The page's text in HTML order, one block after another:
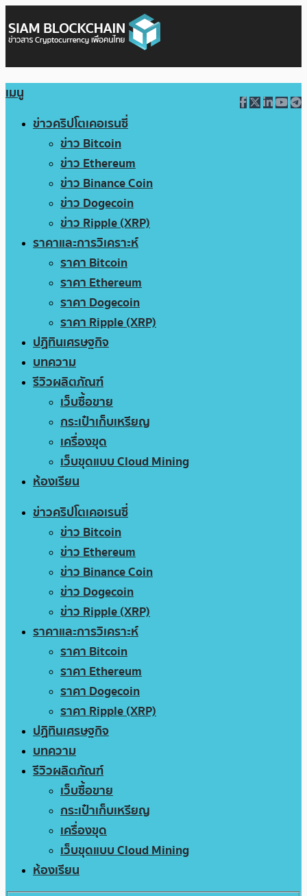
เมนู
ข่าวคริปโตเคอเรนซี่
ข่าว Bitcoin
ข่าว Ethereum
ข่าว Binance Coin
ข่าว Dogecoin
ข่าว Ripple (XRP)
ราคาและการวิเคราะห์
ราคา Bitcoin
ราคา Ethereum
ราคา Dogecoin
ราคา Ripple (XRP)
ปฏิทินเศรษฐกิจ
บทความ
รีวิวผลิตภัณฑ์
เว็บซื้อขาย
กระเป๋าเก็บเหรียญ
เครื่องขุด
เว็บขุดแบบ Cloud Mining
ห้องเรียน
ข่าวคริปโตเคอเรนซี่
ข่าว Bitcoin
ข่าว Ethereum
ข่าว Binance Coin
ข่าว Dogecoin
ข่าว Ripple (XRP)
ราคาและการวิเคราะห์
ราคา Bitcoin
ราคา Ethereum
ราคา Dogecoin
ราคา Ripple (XRP)
ปฏิทินเศรษฐกิจ
บทความ
รีวิวผลิตภัณฑ์
เว็บซื้อขาย
กระเป๋าเก็บเหรียญ
เครื่องขุด
เว็บขุดแบบ Cloud Mining
ห้องเรียน